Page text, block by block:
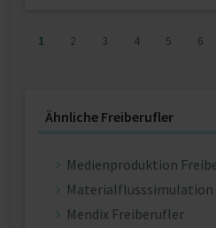
1 2 3 4 5 6
Ähnliche Freiberufler
Medienproduktion
Mendix Freiberufler